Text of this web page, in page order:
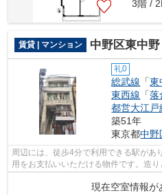
3階 /
賃貸 | マンション 中野区東中
礼0
総武線 「東
東西線 「落
都営大江戸
築51年
東京都中野
周辺には、徒歩4分で利用できる駅があ
用をお支払いいただける物件です。造
情報を提供できるマンションです。不動
現在空室情報が